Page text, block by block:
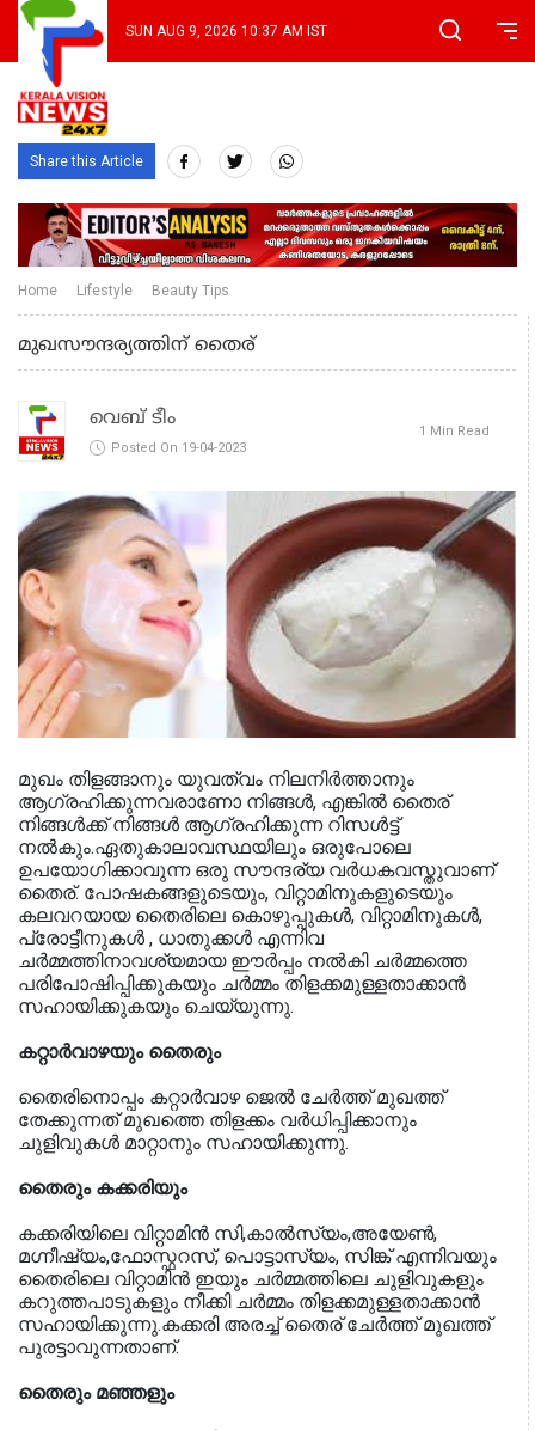
SUN AUG 9, 2026 10:37 AM IST
Share this Article
Home Lifestyle Beauty Tips
മുഖസൗന്ദര്യത്തിന് തൈര്
വെബ് ടീം
Posted On 19-04-2023
1 Min Read
മുഖം തിളങ്ങാനും യുവത്വം നിലനിര്‍ത്താനും
ആഗ്രഹിക്കുന്നവരാണോ നിങ്ങള്‍, എങ്കില്‍ തൈര്
നിങ്ങള്‍ക്ക് നിങ്ങള്‍ ആഗ്രഹിക്കുന്ന റിസള്‍ട്ട്
നല്‍കും.ഏതുകാലാവസ്ഥയിലും ഒരുപോലെ
ഉപയോഗിക്കാവുന്ന ഒരു സൗന്ദര്യ വര്‍ധകവസ്തുവാണ്
തൈര്. പോഷകങ്ങളുടെയും, വിറ്റാമിനുകളുടെയും
കലവറയായ തൈരിലെ കൊഴുപ്പുകള്‍, വിറ്റാമിനുകള്‍,
പ്രോട്ടീനുകള്‍ , ധാതുക്കള്‍ എന്നിവ
ചര്‍മ്മത്തിനാവശ്യമായ ഈര്‍പ്പം നല്‍കി ചര്‍മ്മത്തെ
പരിപോഷിപ്പിക്കുകയും ചര്‍മ്മം തിളക്കമുള്ളതാക്കാന്‍
സഹായിക്കുകയും ചെയ്യുന്നു.
കറ്റാര്‍വാഴയും തൈരും
തൈരിനൊപ്പം കറ്റാര്‍വാഴ ജെല്‍ ചേര്‍ത്ത് മുഖത്ത്
തേക്കുന്നത് മുഖത്തെ തിളക്കം വര്‍ധിപ്പിക്കാനും
ചുളിവുകള്‍ മാറ്റാനും സഹായിക്കുന്നു.
തൈരും കക്കരിയും
കക്കരിയിലെ വിറ്റാമിന്‍ സി,കാല്‍സ്യം,അയേണ്‍,
മഗ്നീഷ്യം,ഫോസ്ഫറസ്, പൊട്ടാസ്യം, സിങ്ക് എന്നിവയും
തൈരിലെ വിറ്റാമിന്‍ ഇയും ചര്‍മ്മത്തിലെ ചുളിവുകളും
കറുത്തപാടുകളും നീക്കി ചര്‍മ്മം തിളക്കമുള്ളതാക്കാന്‍
സഹായിക്കുന്നു.കക്കരി അരച്ച് തൈര് ചേര്‍ത്ത് മുഖത്ത്
പുരട്ടാവുന്നതാണ്.
തൈരും മഞ്ഞളും